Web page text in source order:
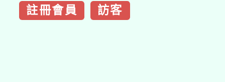
註冊會員 訪客